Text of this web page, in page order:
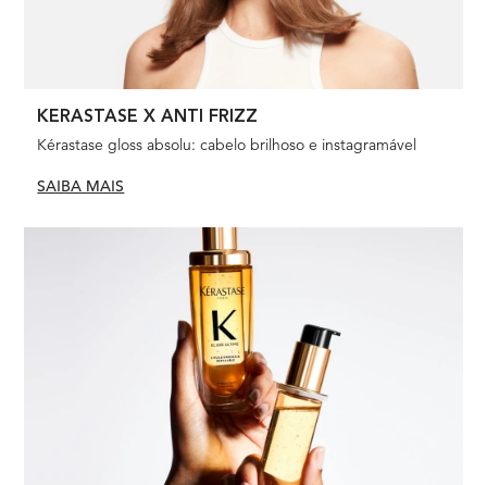
KERASTASE X ANTI FRIZZ
Kérastase gloss absolu: cabelo brilhoso e instagramável
SAIBA MAIS